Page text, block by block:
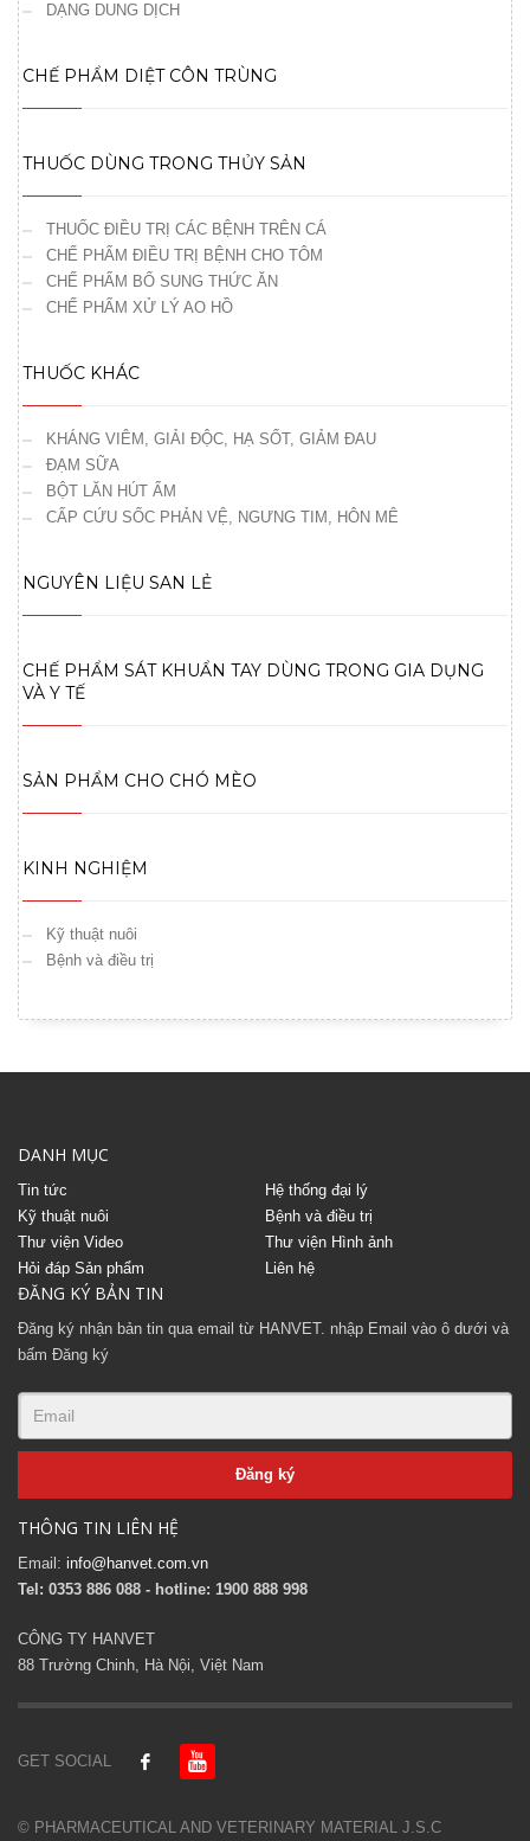
DẠNG DUNG DỊCH
CHẾ PHẨM DIỆT CÔN TRÙNG
THUỐC DÙNG TRONG THỦY SẢN
THUỐC ĐIỀU TRỊ CÁC BỆNH TRÊN CÁ
CHẾ PHẨM ĐIỀU TRỊ BỆNH CHO TÔM
CHẾ PHẨM BỔ SUNG THỨC ĂN
CHẾ PHẨM XỬ LÝ AO HỒ
THUỐC KHÁC
KHÁNG VIÊM, GIẢI ĐỘC, HẠ SỐT, GIẢM ĐAU
ĐẠM SỮA
BỘT LĂN HÚT ẨM
CẤP CỨU SỐC PHẢN VỆ, NGƯNG TIM, HÔN MÊ
NGUYÊN LIỆU SAN LẺ
CHẾ PHẨM SÁT KHUẨN TAY DÙNG TRONG GIA DỤNG
VÀ Y TẾ
SẢN PHẨM CHO CHÓ MÈO
KINH NGHIỆM
Kỹ thuật nuôi
Bệnh và điều trị
DANH MỤC
Tin tức
Hệ thống đại lý
Kỹ thuật nuôi
Bệnh và điều trị
Thư viện Video
Thư viện Hình ảnh
Hỏi đáp Sản phẩm
Liên hệ
ĐĂNG KÝ BẢN TIN
Đăng ký nhận bản tin qua email từ HANVET. nhập Email vào ô dưới và
bấm Đăng ký
THÔNG TIN LIÊN HỆ
Email: info@hanvet.com.vn
Tel: 0353 886 088 - hotline: 1900 888 998
CÔNG TY HANVET
88 Trường Chinh, Hà Nội, Việt Nam
GET SOCIAL
© PHARMACEUTICAL AND VETERINARY MATERIAL J.S.C